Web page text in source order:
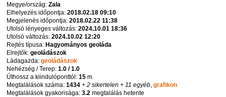
Megye/ország:Zala
Elhelyezés időpontja:2018.02.18 09:10
Megjelenés időpontja:2018.02.22 11:38
Utolsó lényeges változás:2024.10.01 18:36
Utolsó változás:2024.10.02 12:20
Rejtés típusa:Hagyományos geoláda
Elrejtők:geoládászok
Ládagazda:geoládászok
Nehézség / Terep:1.0 / 1.0
Úthossz a kiindulóponttól:15 m
Megtalálások száma:1434 + 2 sikertelen + 11 egyéb ,grafikon
Megtalálások gyakorisága:3.2 megtalálás hetente